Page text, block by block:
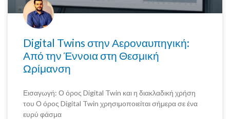
Digital Twins στην Αεροναυπηγική:
Από την Έννοια στη Θεσμική
Ωρίμανση
Εισαγωγή: Ο όρος Digital Twin και η διακλαδική χρήση
του Ο όρος Digital Twin χρησιμοποιείται σήμερα σε ένα
ευρύ φάσμα